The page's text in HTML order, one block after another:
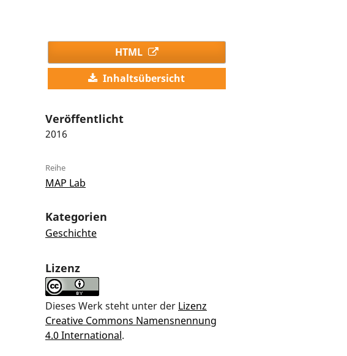
HTML
Inhaltsübersicht
Veröffentlicht
2016
Reihe
MAP Lab
Kategorien
Geschichte
Lizenz
Dieses Werk steht unter der Lizenz
Creative Commons Namensnennung
4.0 International.